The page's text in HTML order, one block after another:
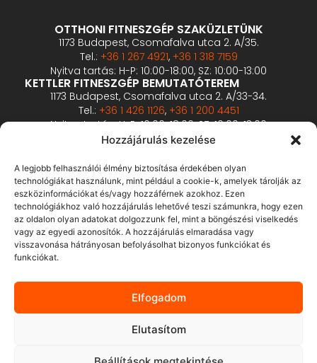
Hozzájárulás kezelése
A legjobb felhasználói élmény biztosítása érdekében olyan
technológiákat használunk, mint például a cookie-k, amelyek tárolják az
eszközinformációkat és/vagy hozzáférnek azokhoz. Ezen
technológiákhoz való hozzájárulás lehetővé teszi számunkra, hogy ezen
az oldalon olyan adatokat dolgozzunk fel, mint a böngészési viselkedés
vagy az egyedi azonosítók. A hozzájárulás elmaradása vagy
visszavonása hátrányosan befolyásolhat bizonyos funkciókat és
funkciókat.
Elfogadom
Elutasítom
OTTHONI FITNESZGÉP SZAKÜZLETÜNK
1173 Budapest, Csomafalva utca 2. A/35.
Tel.: +36 1 267 4921, +36 1 318 7159
Nyitva tartás: H-P: 10:00-18:00, SZ: 10:00-13:00
KETTLER FITNESZGÉP BEMUTATÓTEREM
1173 Budapest, Csomafalva utca 2. A/33-34.
Tel.: +36 1 426 1126, +36 1 200 4451
Nyitva tartás: H-P: 10:00-18:00, SZ: 10:00-13:00
PROFESSZIONÁLIS FITNESZGÉP BEMUTATÓTEREM
2360 Gyál, Vállalkozó u. 12.
Tel.: +36 1 900 0657
Nyitva tartás: előzetes bejelentkezés alapján
ÁSZF
Adatvédelmi tájékoztató
Fizetés és szállítás
GY.I.K.